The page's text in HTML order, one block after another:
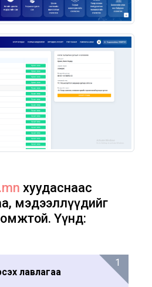
хуудаснаас
мэдээллүүдийг
Үүнд:
лавлагаа
1